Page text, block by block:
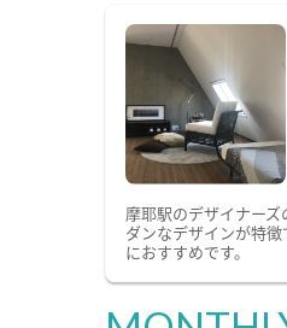
摩耶駅のデザイナー
ダンなデザインが特
におすすめです。